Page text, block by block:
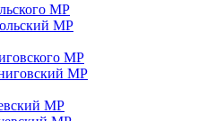
МР
МР
МР
МР
МР